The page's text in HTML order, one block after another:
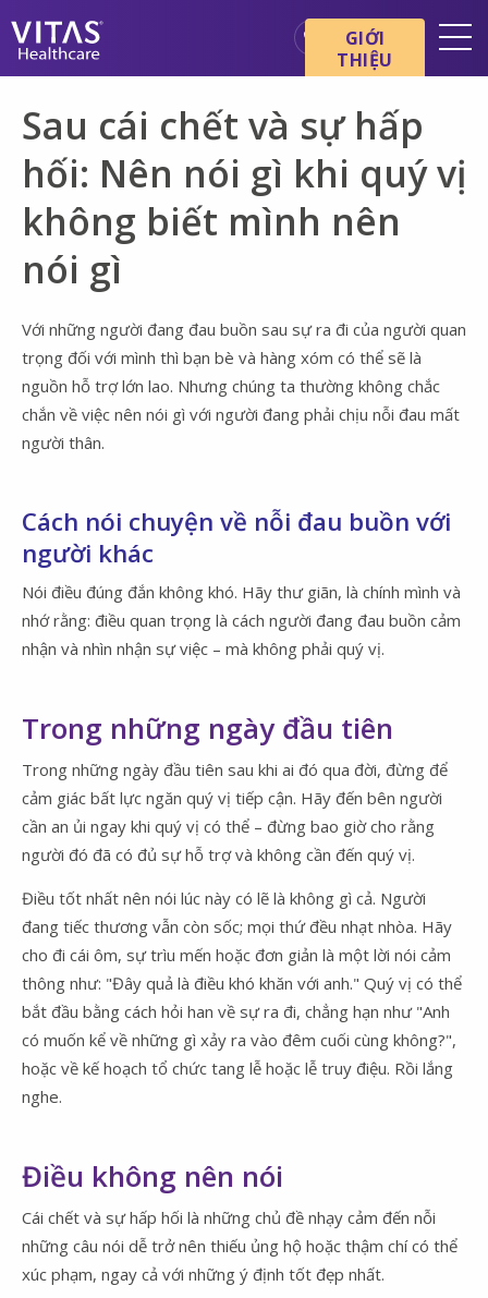
Cơ bản về chăm sóc cuối đời
Dịch vụ
Chuyên gia chăm sóc sức
khỏe
Gia đình và người chăm sóc
GIỚI
THIỆU
Sau cái chết và sự hấp
hối: Nên nói gì khi quý vị
không biết mình nên
nói gì
Với những người đang đau buồn sau sự ra đi của người quan
trọng đối với mình thì bạn bè và hàng xóm có thể sẽ là
nguồn hỗ trợ lớn lao. Nhưng chúng ta thường không chắc
chắn về việc nên nói gì với người đang phải chịu nỗi đau mất
người thân.
Cách nói chuyện về nỗi đau buồn với
người khác
Nói điều đúng đắn không khó. Hãy thư giãn, là chính mình và
nhớ rằng: điều quan trọng là cách người đang đau buồn cảm
nhận và nhìn nhận sự việc – mà không phải quý vị.
Trong những ngày đầu tiên
Trong những ngày đầu tiên sau khi ai đó qua đời, đừng để
cảm giác bất lực ngăn quý vị tiếp cận. Hãy đến bên người
cần an ủi ngay khi quý vị có thể – đừng bao giờ cho rằng
người đó đã có đủ sự hỗ trợ và không cần đến quý vị.
Điều tốt nhất nên nói lúc này có lẽ là không gì cả. Người
đang tiếc thương vẫn còn sốc; mọi thứ đều nhạt nhòa. Hãy
cho đi cái ôm, sự trìu mến hoặc đơn giản là một lời nói cảm
thông như: "Đây quả là điều khó khăn với anh." Quý vị có thể
bắt đầu bằng cách hỏi han về sự ra đi, chẳng hạn như "Anh
có muốn kể về những gì xảy ra vào đêm cuối cùng không?",
hoặc về kế hoạch tổ chức tang lễ hoặc lễ truy điệu. Rồi lắng
nghe.
Điều không nên nói
Cái chết và sự hấp hối là những chủ đề nhạy cảm đến nỗi
những câu nói dễ trở nên thiếu ủng hộ hoặc thậm chí có thể
xúc phạm, ngay cả với những ý định tốt đẹp nhất.